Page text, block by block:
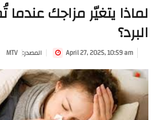
لماذا يتغيّر مزاجك عندما
البرد؟
MTV :المصدر April 27, 2025, 10:59 am